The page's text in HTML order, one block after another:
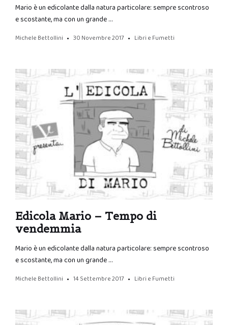
Mario è un edicolante dalla natura particolare: sempre scontroso
e scostante, ma con un grande …
Michele Bettollini 30 Novembre 2017 Libri e Fumetti
Edicola Mario – Tempo di
vendemmia
Mario è un edicolante dalla natura particolare: sempre scontroso
e scostante, ma con un grande …
Michele Bettollini 14 Settembre 2017 Libri e Fumetti